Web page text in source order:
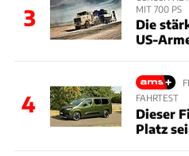
3
MIT 700 PS
Die
US-
4
FAHRTEST
Dieser
Platz